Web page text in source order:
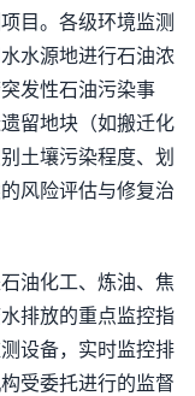
目。各级环境监测
水源地进行石油浓
发性石油污染事
留地块（如搬迁化
土壤污染程度、划
风险评估与修复治
油化工、炼油、焦
排放的重点监控指
设备，实时监控排
受委托进行的监督